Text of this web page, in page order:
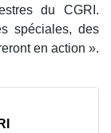
du CGRI.
spéciales, des
en action ».